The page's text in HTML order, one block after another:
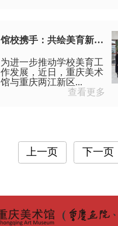
馆校携手：共绘美育新蓝图
为进一步推动学校美育工
作发展，近日，重庆美术
馆与重庆两江新区...
查看更多
上一页 下一页